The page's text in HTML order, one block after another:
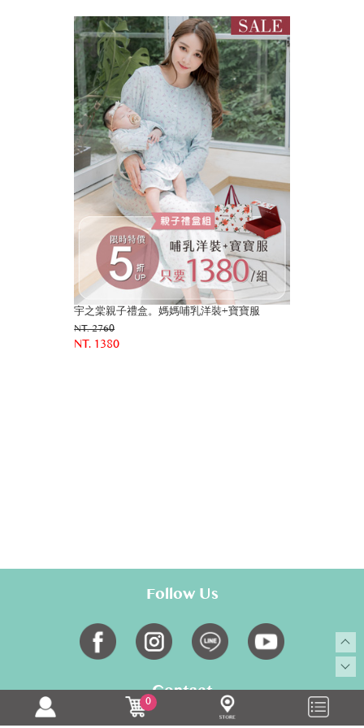
宇之棠親子禮盒。媽媽哺乳洋裝+寶寶服
NT. 2760
NT. 1380
Follow Us
Contact
MON-FRI AM9:30-PM18:30
0